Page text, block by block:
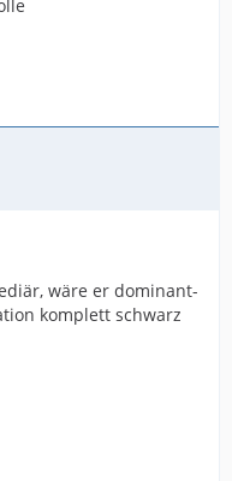
wäre er dominant-
komplett schwarz